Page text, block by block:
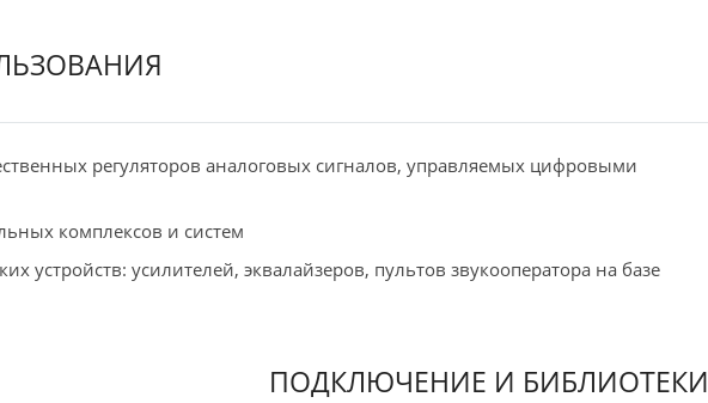
регуляторов аналоговых сигналов, управляемых цифровыми
комплексов и систем
устройств: усилителей, эквалайзеров, пультов звукооператора на базе
ПОДКЛЮЧЕНИЕ И БИБЛИОТЕКИ